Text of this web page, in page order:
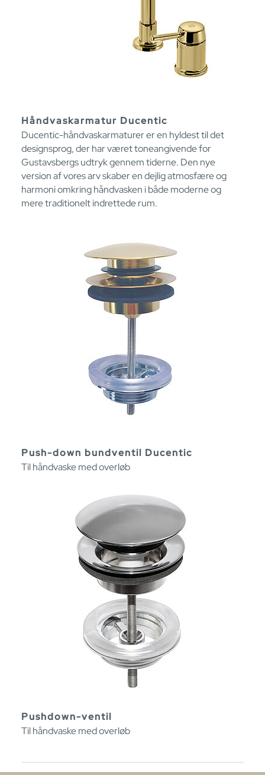
Håndvaskarmatur Ducentic
Ducentic-håndvaskarmaturer er en hyldest til det
designsprog, der har været toneangivende for
Gustavsbergs udtryk gennem tiderne. Den nye
version af vores arv skaber en dejlig atmosfære og
harmoni omkring håndvasken i både moderne og
mere traditionelt indrettede rum.
Push-down bundventil Ducentic
Til håndvaske med overløb
Pushdown-ventil
Til håndvaske med overløb